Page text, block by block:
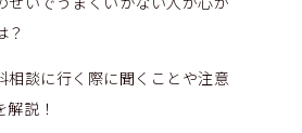
？
相談に行く際に聞くことや注意
説！